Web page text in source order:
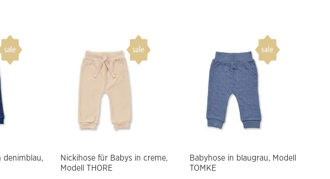
denimblau,
Nickihose für Babys in creme,
Modell THORE
Babyhose in blaugrau, Modell
TOMKE